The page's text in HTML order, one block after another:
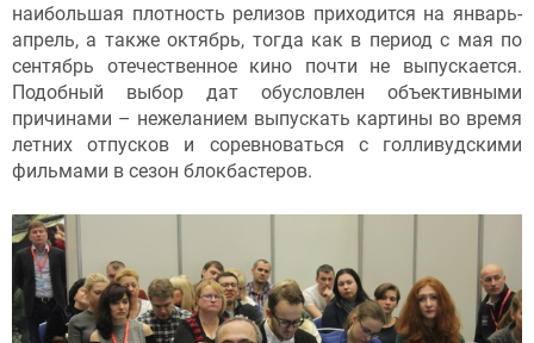
наибольшая плотность релизов приходится на январь-
апрель, а также октябрь, тогда как в период с мая по
сентябрь отечественное кино почти не выпускается.
Подобный выбор дат обусловлен объективными
причинами – нежеланием выпускать картины во время
летних отпусков и соревноваться с голливудскими
фильмами в сезон блокбастеров.